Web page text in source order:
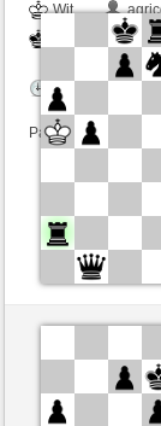
Wit
Speelduur: 5
Partij telt mee voor
Zwart
Speelduur: 5